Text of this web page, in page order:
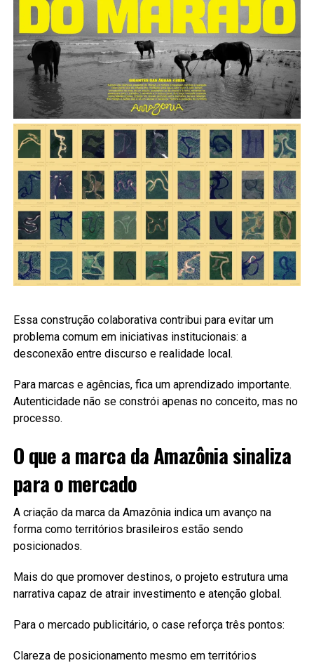
Essa construção colaborativa contribui para evitar um
problema comum em iniciativas institucionais: a
desconexão entre discurso e realidade local.
Para marcas e agências, fica um aprendizado importante.
Autenticidade não se constrói apenas no conceito, mas no
processo.
O que a marca da Amazônia sinaliza
para o mercado
A criação da marca da Amazônia indica um avanço na
forma como territórios brasileiros estão sendo
posicionados.
Mais do que promover destinos, o projeto estrutura uma
narrativa capaz de atrair investimento e atenção global.
Para o mercado publicitário, o case reforça três pontos:
Clareza de posicionamento mesmo em territórios